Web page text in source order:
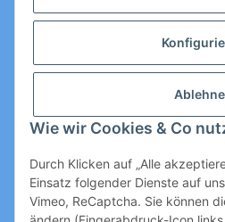
Wie wir Cookies & Co
Durch Klicken auf „Alle
Einsatz folgender Dienste auf
Vimeo, ReCaptcha. Sie können